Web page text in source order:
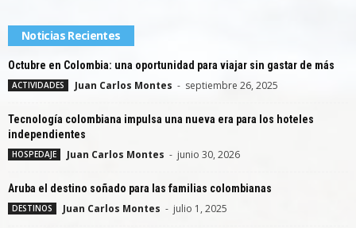
Noticias Recientes
Octubre en Colombia: una oportunidad para viajar sin gastar de más
ACTIVIDADES Juan Carlos Montes - septiembre 26, 2025
Tecnología colombiana impulsa una nueva era para los hoteles
independientes
HOSPEDAJE Juan Carlos Montes - junio 30, 2026
Aruba el destino soñado para las familias colombianas
DESTINOS Juan Carlos Montes - julio 1, 2025